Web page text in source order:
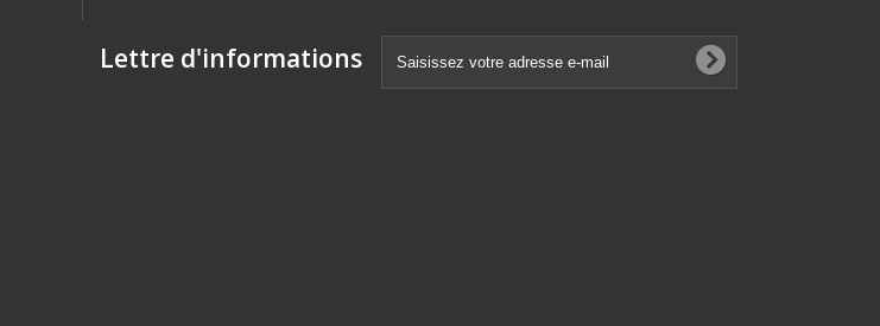
Lettre d'informations